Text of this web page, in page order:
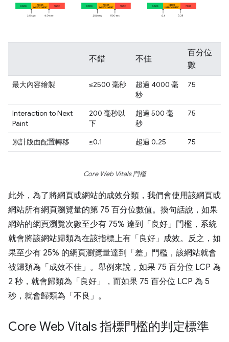
不錯 不佳
百分位
數
最大內容繪製 ≤2500 毫秒
超過 4000 毫
秒
75
Interaction to Next
Paint
200 毫秒以
下
超過 500 毫
秒
75
累計版面配置轉移 ≤0.1 超過 0.25 75
Core Web Vitals 門檻
此外，為了將網頁或網站的成效分類，我們會使用該網頁或
網站所有網頁瀏覽量的第 75 百分位數值。換句話說，如果
網站的網頁瀏覽次數至少有 75% 達到「良好」門檻，系統
就會將該網站歸類為在該指標上有「良好」成效。反之，如
果至少有 25% 的網頁瀏覽量達到「差」門檻，該網站就會
被歸類為「成效不佳」。舉例來說，如果 75 百分位 LCP 為
2 秒，就會歸類為「良好」，而如果 75 百分位 LCP 為 5
秒，就會歸類為「不良」。
Core Web Vitals 指標門檻的判定標準